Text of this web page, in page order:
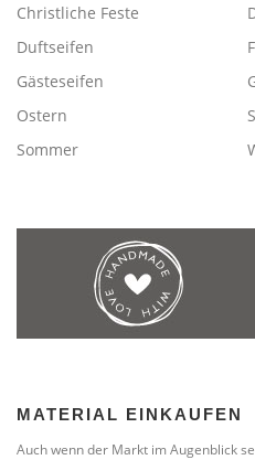
Christliche Feste
Duftseifen
Gästeseifen
Ostern
Sommer
MATERIAL EINKAUFEN
Auch wenn der Markt im Augenblick